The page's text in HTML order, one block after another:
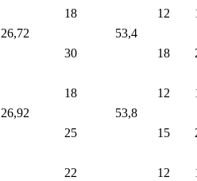
26,72
18
53,4
12
30 18
26,92
18
53,8
12
25 15
22 12